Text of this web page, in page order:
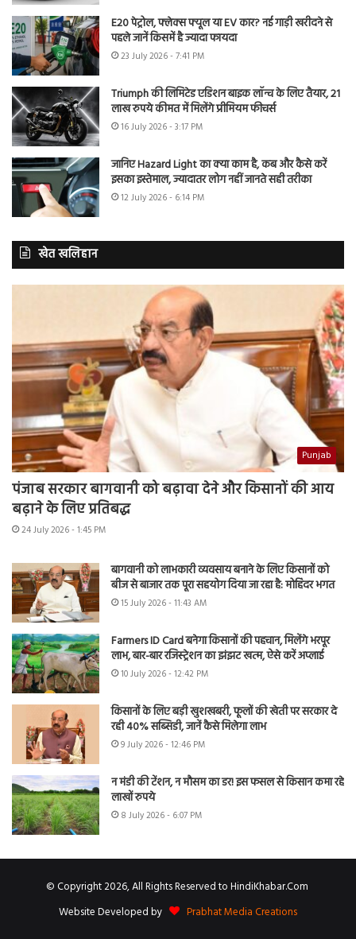
E20 पेट्रोल, फ्लेक्स फ्यूल या EV कार? नई गाड़ी खरीदने से
पहले जानें किसमें है ज्यादा फायदा
23 July 2026 - 7:41 PM
Triumph की लिमिटेड एडिशन बाइक लॉन्च के लिए तैयार, 21
लाख रुपये कीमत में मिलेंगे प्रीमियम फीचर्स
16 July 2026 - 3:17 PM
जानिए Hazard Light का क्या काम है, कब और कैसे करें
इसका इस्तेमाल, ज्यादातर लोग नहीं जानते सही तरीका
12 July 2026 - 6:14 PM
खेत खलिहान
Punjab
पंजाब सरकार बागवानी को बढ़ावा देने और किसानों की आय
बढ़ाने के लिए प्रतिबद्ध
24 July 2026 - 1:45 PM
बागवानी को लाभकारी व्यवसाय बनाने के लिए किसानों को
बीज से बाजार तक पूरा सहयोग दिया जा रहा है: मोहिंदर भगत
15 July 2026 - 11:43 AM
Farmers ID Card बनेगा किसानों की पहचान, मिलेंगे भरपूर
लाभ, बार-बार रजिस्ट्रेशन का झंझट खत्म, ऐसे करें अप्लाई
10 July 2026 - 12:42 PM
किसानों के लिए बड़ी खुशखबरी, फूलों की खेती पर सरकार दे
रही 40% सब्सिडी, जानें कैसे मिलेगा लाभ
9 July 2026 - 12:46 PM
न मंडी की टेंशन, न मौसम का डर! इस फसल से किसान कमा रहे
लाखों रुपये
8 July 2026 - 6:07 PM
© Copyright 2026, All Rights Reserved to HindiKhabar.Com
Website Developed by
Prabhat Media Creations